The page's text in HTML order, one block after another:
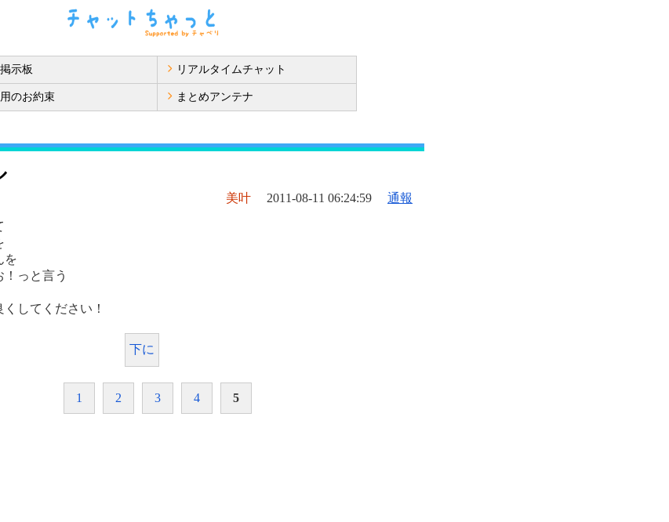
示板 リアルタイムチャット
のお約束 まとめアンテナ
美叶 2011-08-11 06:24:59 通報
を
っと言う
してください！
下に
1 2 3 4 5